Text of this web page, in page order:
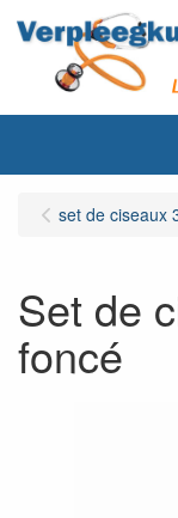
set de ciseaux
Set de
foncé